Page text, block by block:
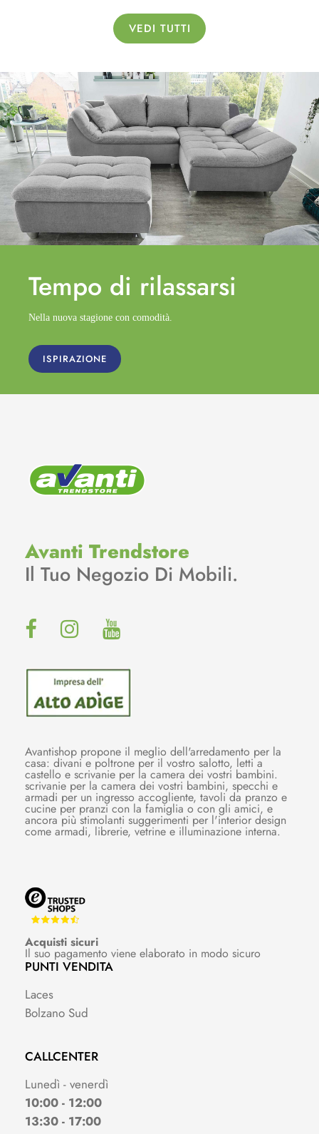
VEDI TUTTI
Tempo di rilassarsi
Nella nuova stagione con comodità.
ISPIRAZIONE
Avanti Trendstore
Il Tuo Negozio Di Mobili.
Avantishop propone il meglio dell'arredamento per la
casa: divani e poltrone per il vostro salotto, letti a
castello e scrivanie per la camera dei vostri bambini.
scrivanie per la camera dei vostri bambini, specchi e
armadi per un ingresso accogliente, tavoli da pranzo e
cucine per pranzi con la famiglia o con gli amici, e
ancora più stimolanti suggerimenti per l'interior design
come armadi, librerie, vetrine e illuminazione interna.
Acquisti sicuri
Il suo pagamento viene elaborato in modo sicuro
PUNTI VENDITA
Laces
Bolzano Sud
CALLCENTER
Lunedì - venerdì
10:00 - 12:00
13:30 - 17:00